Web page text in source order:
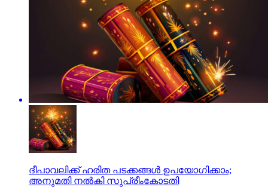
ദീപാവലിക്ക് ഹരിത പടക്കങ്ങൾ ഉപയോഗിക്കാം;
അനുമതി നൽകി സുപ്രീംകോടതി